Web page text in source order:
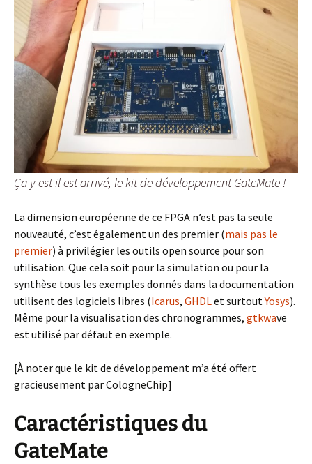
Ça y est il est arrivé, le kit de développement GateMate !
La dimension européenne de ce FPGA n’est pas la seule
nouveauté, c’est également un des premier (mais pas le
premier) à privilégier les outils open source pour son
utilisation. Que cela soit pour la simulation ou pour la
synthèse tous les exemples donnés dans la documentation
utilisent des logiciels libres (Icarus, GHDLet surtoutYosys).
Même pour la visualisation des chronogrammes, gtkwave
est utilisé par défaut en exemple.
[À noter que le kit de développement m’a été offert
gracieusement par CologneChip]
Caractéristiques du
GateMate